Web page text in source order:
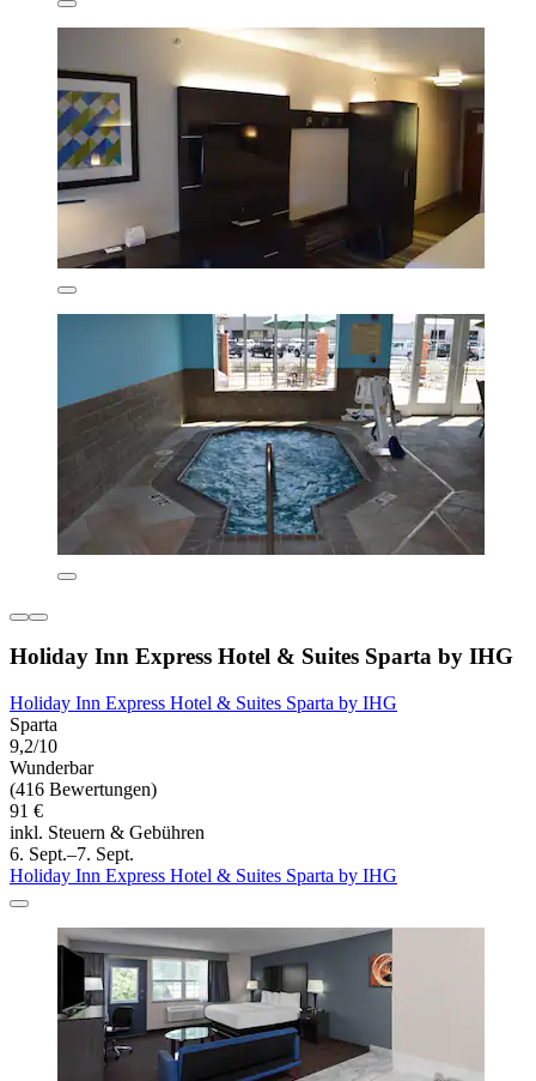
Holiday Inn Express Hotel & Suites Sparta by IHG
Holiday Inn Express Hotel & Suites Sparta by IHG
Sparta
9,2/10
Wunderbar
(416 Bewertungen)
91 €
inkl. Steuern & Gebühren
6. Sept.–7. Sept.
Holiday Inn Express Hotel & Suites Sparta by IHG